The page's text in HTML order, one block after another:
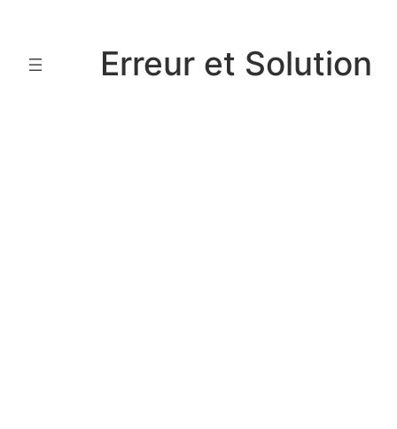
contenu
Erreur et Solution